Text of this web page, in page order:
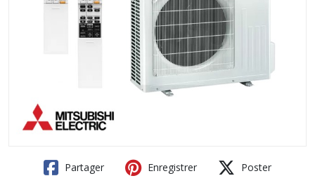
Partager Enregistrer Poster